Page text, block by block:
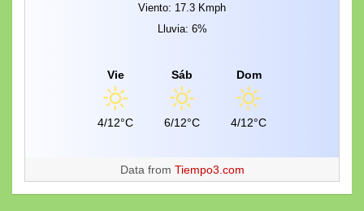
Viento: 17.3 Kmph
Lluvia: 6%
Vie
4/12°C
Sáb
6/12°C
Dom
4/12°C
Data from Tiempo3.com